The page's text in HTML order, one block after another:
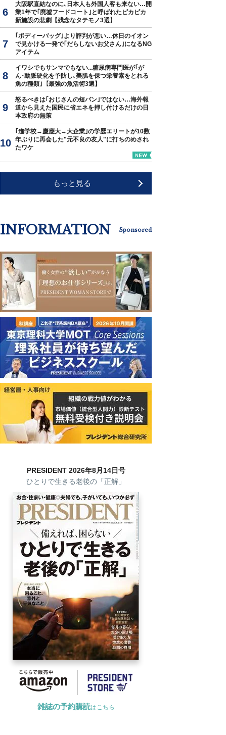
大阪駅直結なのに､日本人も外国人客も来ない…開
業1年で｢廃墟フードコート｣と呼ばれたピカピカ
新施設の悲劇【残念なタテモノ3選】
｢ボディーバッグ｣より評判が悪い…休日のイオン
で見かける一発で｢だらしないお父さん｣になるNG
アイテム
イワシでもサンマでもない...糖尿病専門医が｢が
ん･動脈硬化を予防し､美肌を保つ栄養素をとれる
魚の種類｣【最強の魚活術3選】
怒るべきは｢おじさんの短パン｣ではない…海外報
道から見えた国民に省エネを押し付けるだけの日
本政府の無策
｢進学校→慶應大→大企業｣の学歴エリートが10数
年ぶりに再会した"元不良の友人"に打ちのめされ
たワケ
もっと見る
INFORMATION Sponsored
PRESIDENT 2026年8月14日号
ひとりで生きる老後の「正解」
雑誌の予約購読はこちら